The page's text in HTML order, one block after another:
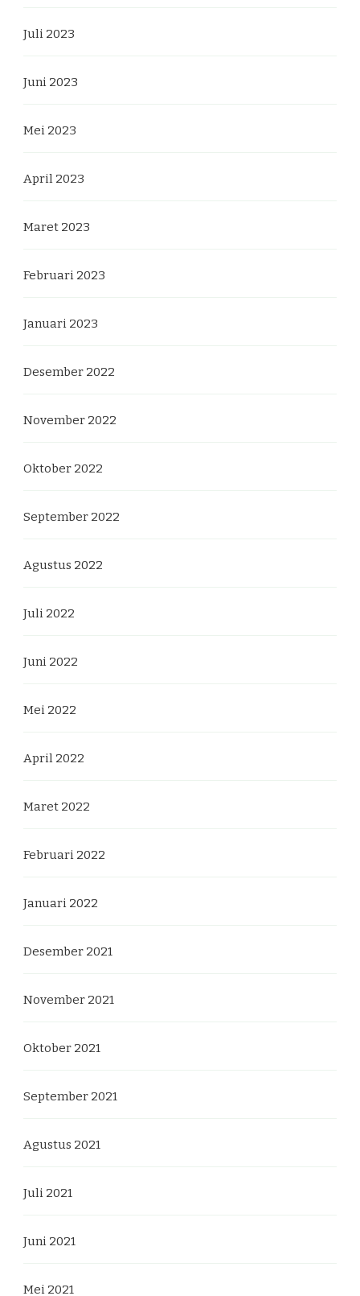
Juli 2023
Juni 2023
Mei 2023
April 2023
Maret 2023
Februari 2023
Januari 2023
Desember 2022
November 2022
Oktober 2022
September 2022
Agustus 2022
Juli 2022
Juni 2022
Mei 2022
April 2022
Maret 2022
Februari 2022
Januari 2022
Desember 2021
November 2021
Oktober 2021
September 2021
Agustus 2021
Juli 2021
Juni 2021
Mei 2021